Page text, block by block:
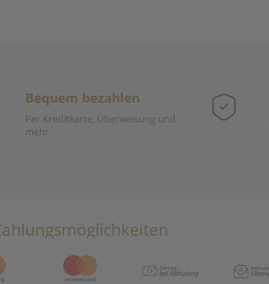
Bequem bezahlen
Per Kreditkarte, Überweisung und
mehr